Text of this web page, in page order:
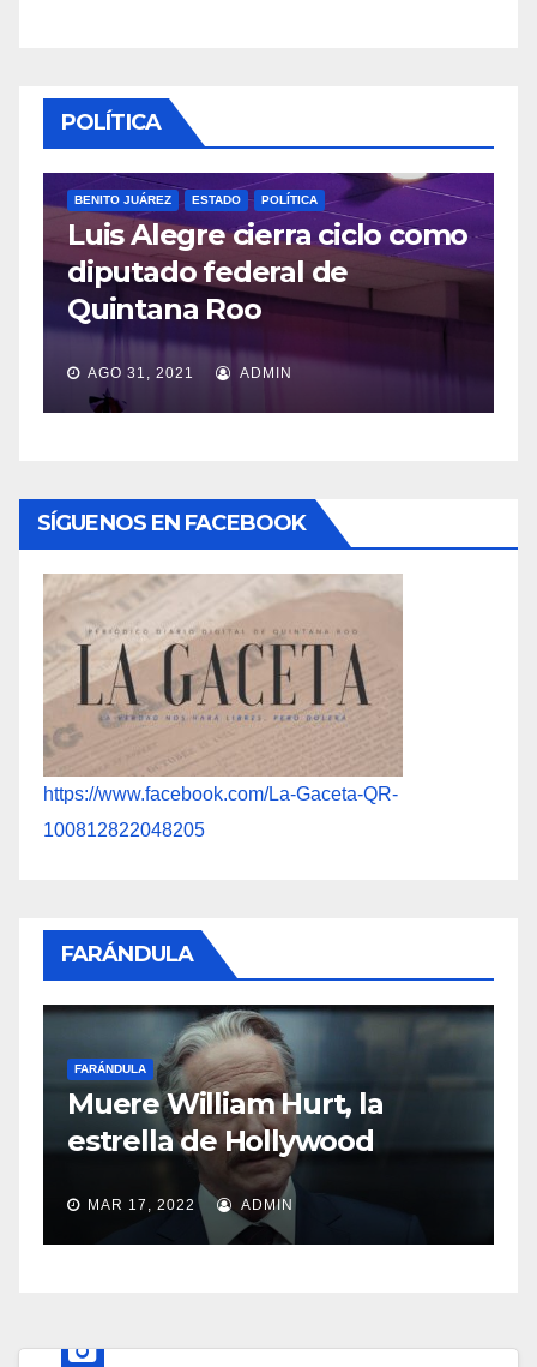
POLÍTICA
BENITO JUÁREZ ESTADO POLÍTICA
Luis Alegre cierra ciclo como
diputado federal de
Quintana Roo
AGO 31, 2021 ADMIN
SÍGUENOS EN FACEBOOK
https://www.facebook.com/La-Gaceta-QR-
100812822048205
FARÁNDULA
FARÁNDULA
Muere William Hurt, la
estrella de Hollywood
MAR 17, 2022 ADMIN